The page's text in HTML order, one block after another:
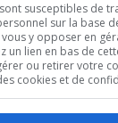
sexuelle
rage au volant
susceptibles de
sur la base
y opposer en
un lien en bas de
ou retirer votre
cookies et de